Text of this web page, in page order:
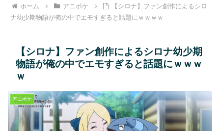
ホーム アニポケ
【シロナ】ファン創作によるシロ
ナ幼少期物語が俺の中でエモすぎると話題にｗｗｗｗ
【シロナ】ファン創作によるシロナ幼少期
物語が俺の中でエモすぎると話題にｗｗｗ
ｗ
アニポケ